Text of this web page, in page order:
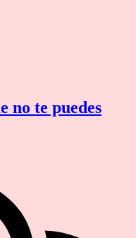
no te puedes